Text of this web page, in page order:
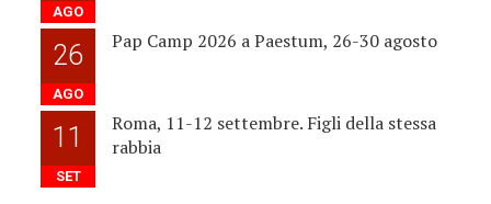
AGO
26
AGO
Pap Camp 2026 a Paestum, 26-30 agosto
11
SET
Roma, 11-12 settembre. Figli della stessa
rabbia